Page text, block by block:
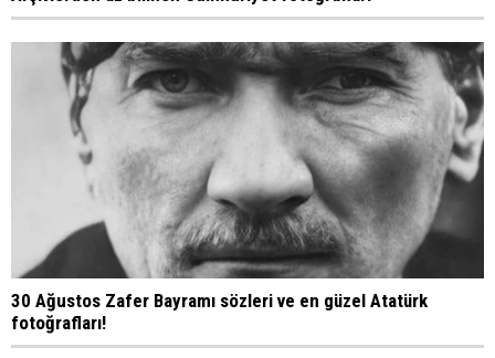
30 Ağustos Zafer Bayramı sözleri ve en güzel Atatürk
fotoğrafları!